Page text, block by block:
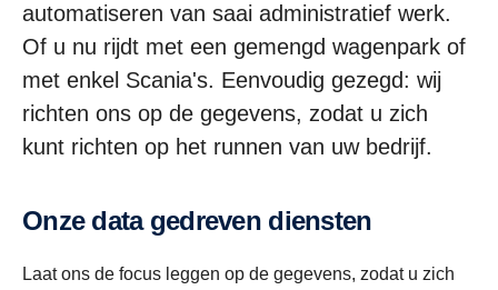
automatiseren van saai administratief werk.
Of u nu rijdt met een gemengd wagenpark of
met enkel Scania's. Eenvoudig gezegd: wij
richten ons op de gegevens, zodat u zich
kunt richten op het runnen van uw bedrijf.
Onze data gedreven diensten
Laat ons de focus leggen op de gegevens, zodat u zich